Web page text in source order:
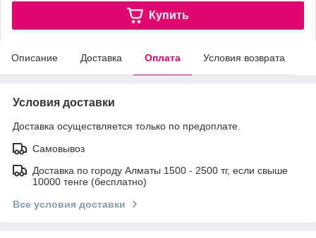
Купить
Описание Доставка Оплата Условия возврата
Условия доставки
Доставка осуществляется только по предоплате.
Самовывоз
Доставка по городу Алматы 1500 - 2500 тг, если свыше
10000 тенге (бесплатно)
Все условия доставки